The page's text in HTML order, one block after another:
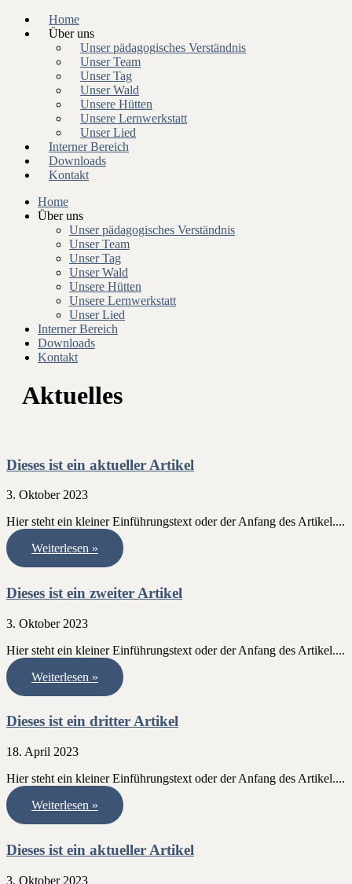
Home
Über uns
Unser pädagogisches Verständnis
Unser Team
Unser Tag
Unser Wald
Unsere Hütten
Unsere Lernwerkstatt
Unser Lied
Interner Bereich
Downloads
Kontakt
Home
Über uns
Unser pädagogisches Verständnis
Unser Team
Unser Tag
Unser Wald
Unsere Hütten
Unsere Lernwerkstatt
Unser Lied
Interner Bereich
Downloads
Kontakt
Aktuelles
Dieses ist ein aktueller Artikel
3. Oktober 2023
Hier steht ein kleiner Einführungstext oder der Anfang des Artikel.
Weiterlesen »
Dieses ist ein zweiter Artikel
3. Oktober 2023
Hier steht ein kleiner Einführungstext oder der Anfang des Artikel.
Weiterlesen »
Dieses ist ein dritter Artikel
18. April 2023
Hier steht ein kleiner Einführungstext oder der Anfang des Artikel.
Weiterlesen »
Dieses ist ein aktueller Artikel
3. Oktober 2023